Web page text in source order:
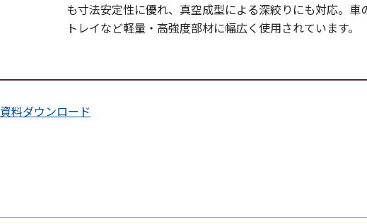
も寸法安定性に優れ、真空成型による深絞りにも対応。
トレイなど軽量・高強度部材に幅広く使用されています。
資料ダウンロード